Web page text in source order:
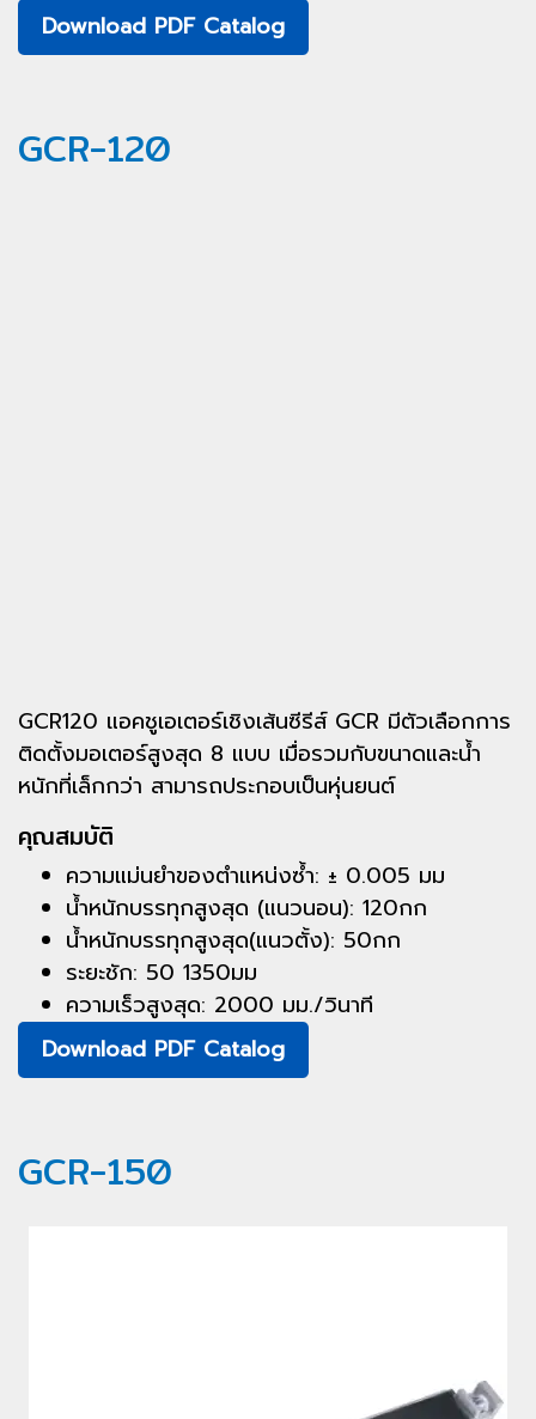
Download PDF Catalog
GCR-120
GCR120 แอคชูเอเตอร์เชิงเส้นซีรีส์ GCR มีตัวเลือกการ
ติดตั้งมอเตอร์สูงสุด 8 แบบ เมื่อรวมกับขนาดและน้ำ
หนักที่เล็กกว่า สามารถประกอบเป็นหุ่นยนต์
คุณสมบัติ
ความแม่นยำของตำแหน่งซ้ำ: ± 0.005 มม
น้ำหนักบรรทุกสูงสุด (แนวนอน): 120กก
น้ำหนักบรรทุกสูงสุด(แนวตั้ง): 50กก
ระยะชัก: 50 1350มม
ความเร็วสูงสุด: 2000 มม./วินาที
Download PDF Catalog
GCR-150